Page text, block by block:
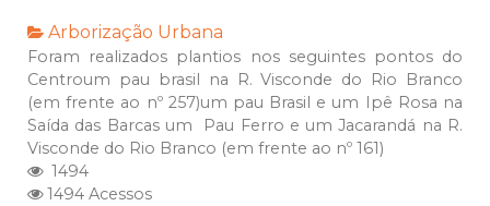
Arborização Urbana
Foram realizados plantios nos seguintes pontos do
Centroum pau brasil na R. Visconde do Rio Branco
(em frente ao nº 257)um pau Brasil e um Ipê Rosa na
Saída das Barcas um Pau Ferro e um Jacarandá na R.
Visconde do Rio Branco (em frente ao nº 161)
1494
1494 Acessos